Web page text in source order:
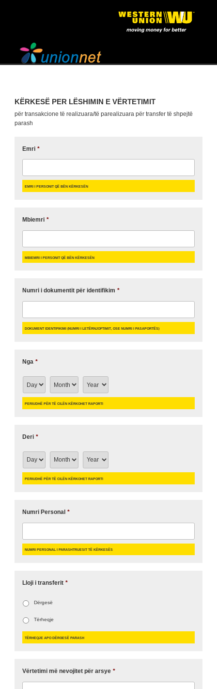
KËRKESË PER LËSHIMIN E VËRTETIMIT
për transakcione të realizuara/të parealizuara për transfer të shpejtë
parash
Emri *
Emri i personit që bën Kërkesën
Mbiemri *
Mbiemri i personit që bën Kërkesën
Numri i dokumentit për identifikim *
Dokument identifikimi (numri i letërnjoftimit, ose numri i pasaportës)
Nga *
Periudhë për të cilën kërkohet raporti
Deri *
Periudhë për të cilën kërkohet raporti
Numri Personal *
Numri Personal i parashtruesit të Kërkesës
Lloji i transferit *
Dërgesë
Tërheqje
Tërheqje apo Dërgesë parash
Vërtetimi më nevojitet për arsye *